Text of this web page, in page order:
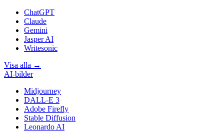
ChatGPT
Claude
Gemini
Jasper AI
Writesonic
Visa alla →
AI-bilder
Midjourney
DALL-E 3
Adobe Firefly
Stable Diffusion
Leonardo AI